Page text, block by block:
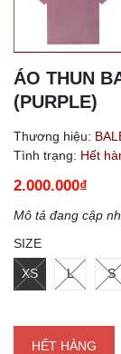
ÁO THUN
(PURPLE)
Thương hiệu:
Tình trạng: Hết
2.000.000₫
Mô tả đang cập
SIZE
XS L S
HẾT HÀNG